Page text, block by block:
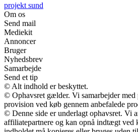
projekt sund
Om os
Send mail
Mediekit
Annoncer
Bruger
Nyhedsbrev
Samarbejde
Send et tip
© Alt indhold er beskyttet.
© Ophavsret gælder. Vi samarbejder med
provision ved køb gennem anbefalede
© Denne side er underlagt ophavsret. Vi
affiliatepartnere og kan opnå indtægt ved